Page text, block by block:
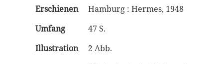
Erschienen
Hamburg : Hermes, 1948
Umfang
47 S.
Illustration
2 Abb.